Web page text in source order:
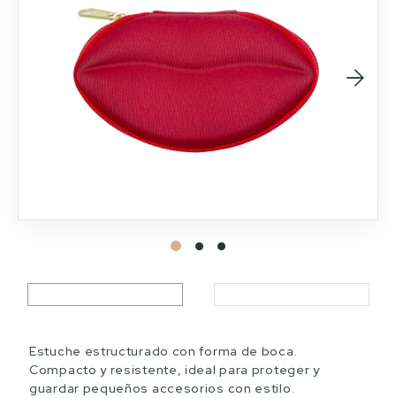
Estuche estructurado con forma de boca.
Compacto y resistente, ideal para proteger y
guardar pequeños accesorios con estilo.